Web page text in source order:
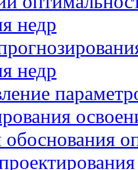
недр
недр